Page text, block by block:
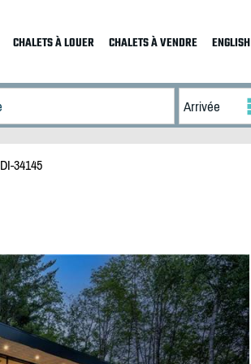
CHALETS À LOUER CHALETS À VENDRE ENGLISH
DI-34145